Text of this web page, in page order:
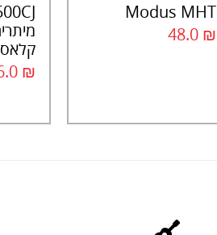
Modus MHT
₪
₪